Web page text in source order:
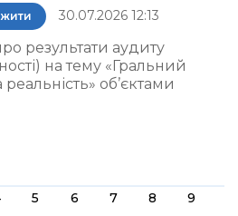
30.07.2026 12:13
результати аудиту
на тему «Гральний
реальність» об’єктами
5 6 7 8
9